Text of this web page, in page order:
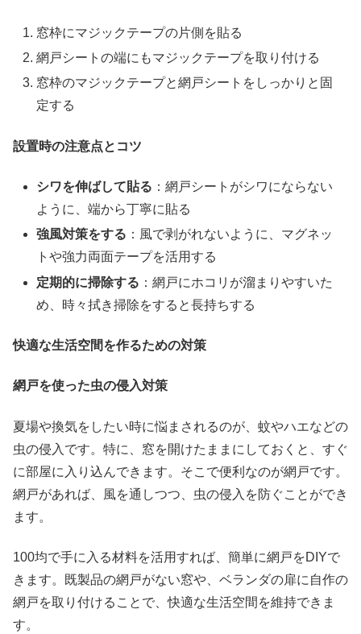
窓枠にマジックテープの片側を貼る
網戸シートの端にもマジックテープを取り付ける
窓枠のマジックテープと網戸シートをしっかりと固
定する
設置時の注意点とコツ
シワを伸ばして貼る ：網戸シートがシワにならない
ように、端から丁寧に貼る
強風対策をする ：風で剥がれないように、マグネッ
トや強力両面テープを活用する
定期的に掃除する ：網戸にホコリが溜まりやすいた
め、時々拭き掃除をすると長持ちする
快適な生活空間を作るための対策
網戸を使った虫の侵入対策
夏場や換気をしたい時に悩まされるのが、蚊やハエなどの
虫の侵入です。特に、窓を開けたままにしておくと、すぐ
に部屋に入り込んできます。そこで便利なのが網戸です。
網戸があれば、風を通しつつ、虫の侵入を防ぐことができ
ます。
100均で手に入る材料を活用すれば、簡単に網戸をDIYで
きます。既製品の網戸がない窓や、ベランダの扉に自作の
網戸を取り付けることで、快適な生活空間を維持できま
す。